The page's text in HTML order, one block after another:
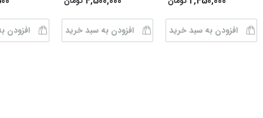
افزودن به سبد خرید افزودن به سبد خرید افزودن